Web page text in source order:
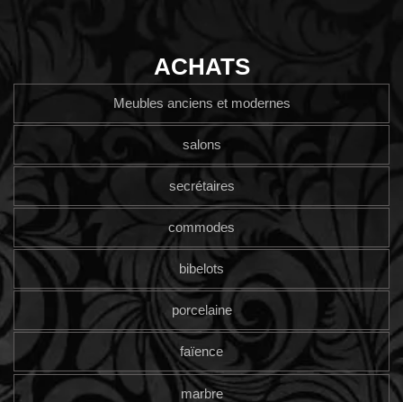
ACHATS
Meubles anciens et modernes
salons
secrétaires
commodes
bibelots
porcelaine
faïence
marbre